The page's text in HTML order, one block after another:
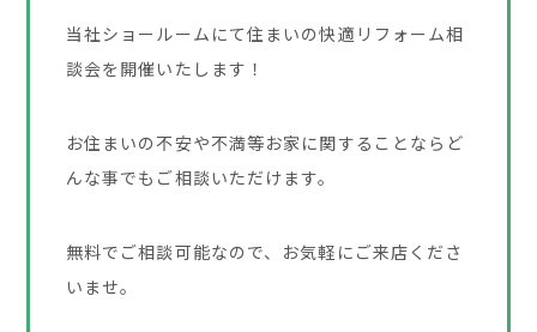
当社ショールームにて住まいの快適リフォーム相
談会を開催いたします！
お住まいの不安や不満等お家に関することならど
んな事でもご相談いただけます。
無料でご相談可能なので、お気軽にご来店くださ
いませ。